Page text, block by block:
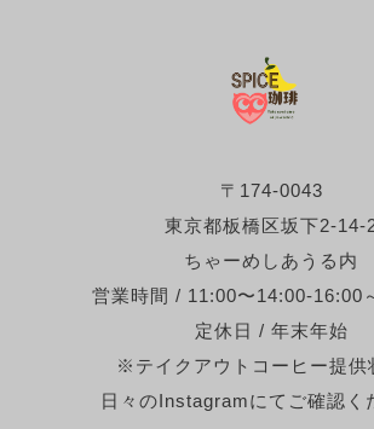
〒174-0043
東京都板橋区坂下2-14-
ちゃーめしあうる内
営業時間 / 11:00〜14:00-16:00
定休日 / 年末年始
※テイクアウトコーヒー提供
日々のInstagramにてご確認く